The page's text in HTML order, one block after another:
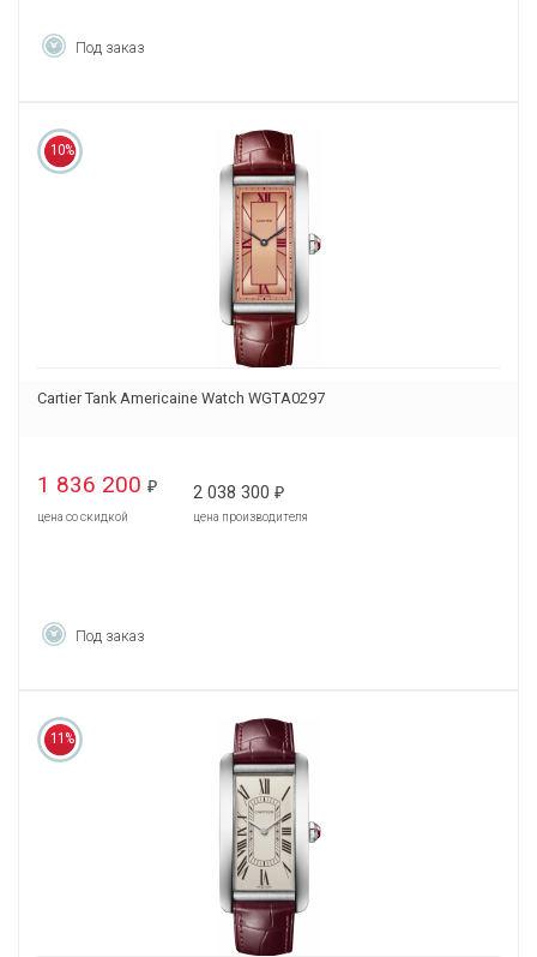
Под заказ
10%
Cartier Tank Americaine Watch WGTA0297
1 836 200 ₽
цена со скидкой
2 038 300 ₽
цена производителя
Под заказ
11%